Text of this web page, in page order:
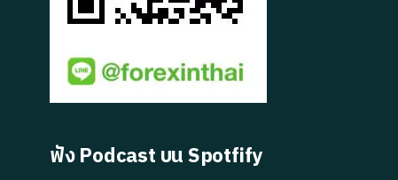
ฟัง Podcast บน Spotfify